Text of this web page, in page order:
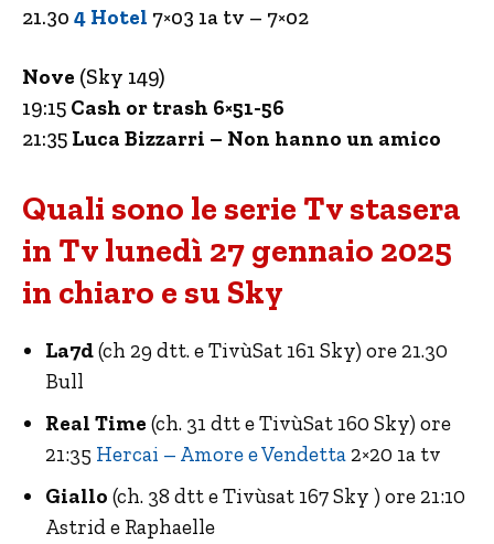
21.30 4 Hotel 7×03 1a tv – 7×02
Nove (Sky 149)
19:15 Cash or trash 6×51-56
21:35 Luca Bizzarri – Non hanno un amico
Quali sono le serie Tv stasera
in Tv lunedì 27 gennaio 2025
in chiaro e su Sky
La7d(ch 29 dtt. e TivùSat 161 Sky) ore 21.30
Bull
Real Time (ch. 31 dtt e TivùSat 160 Sky) ore
21:35 Hercai – Amore e Vendetta 2×20 1a tv
Giallo (ch. 38 dtt e Tivùsat 167 Sky ) ore 21:10
Astrid e Raphaelle